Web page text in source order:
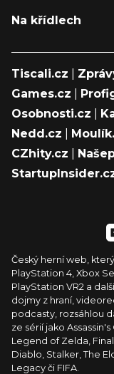
Na křídlech
Tiscali.cz
Games.cz
Osobnosti.cz
Nedd.cz
CZhity.cz
Český herní web,
PlayStation 4, Xbox
PlayStation VR2 a
dojmy z hraní,
podcasty, rozsáhlou
ze sérií jako
Legend of Zelda,
Diablo, Stalker, The
Legacy či FIFA.